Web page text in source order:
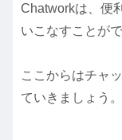
Chatworkは、便
いこなすことが
ここからはチャ
ていきましょう。